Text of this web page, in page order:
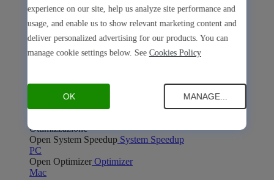
Open Safe ShoppingSafe Shopping
Open Avira Browser SafetyAvira Browser Safety
PCMac
Privacy online
Open Password Manager
Password Manager
Android
Open Avira Secure Browser
Avira Secure Browser
Ottimizzazione
Open System Speedup System Speedup
PC
Open Optimizer Optimizer
Mac
experience on our site, help us analyze site performance and
usage, and enable us to show relevant marketing content and
deliver personalized advertising for our products. You can
manage cookie settings below. See Cookies Policy
OK MANAGE...